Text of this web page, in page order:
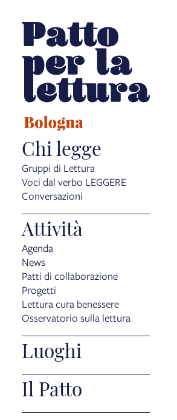
Chi legge
Gruppi di Lettura
Voci dal verbo LEGGERE
Conversazioni
Attività
Agenda
News
Patti di collaborazione
Progetti
Lettura cura benessere
Osservatorio sulla lettura
Luoghi
Il Patto